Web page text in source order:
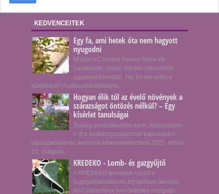
KEDVENCEITEK
Egy fa, ami hetek óta nem hagyott
nyugodni
Miután a Chelsea Flower Show-ról
hazatértem, szinte minden ismerősöm
ugyanazt kérdezte: Na, és mit vettél a
kiállításon? A válaszom mindenki...
Hogyan élik túl az évelő növények a
szárazságot öntözés nélkül? – Egy
kísérlet tanulságai
Sokáig gondolkodtam azon, megosszam-
e itt a szakdolgozatommal kapcsolatos
tapasztalataimat. Amsonia tabernaemontana 2025. május
15. virágzás...
KREDEKO - Lomb- és gazgyűjtő
A KREDEKO termékek között a
legizgalmasabbnak azt találom, amelyik
első pillantásra nem feltétlen mozgatja